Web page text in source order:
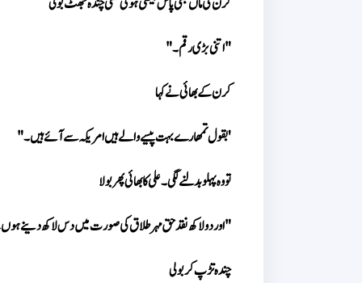
"اتنی بڑی رقم۔"
کرن کے بھائی نے کہا
'بقول تمھارے بہت پیسے والے ہیں امریکہ سے آئے ہیں۔"
تو وہ پہلو بدلنے لگی۔ علی کا بھائی پھر بولا
"اور دو لاکھ نقد حق مہر طلاق کی صورت میں دس لاکھ دینے
چندہ تڑپ کر بولی